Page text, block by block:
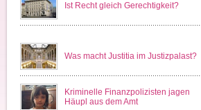
Ist Recht gleich Gerechtigkeit?
Was macht Justitia im Justizpalast?
Kriminelle Finanzpolizisten jagen
Häupl aus dem Amt